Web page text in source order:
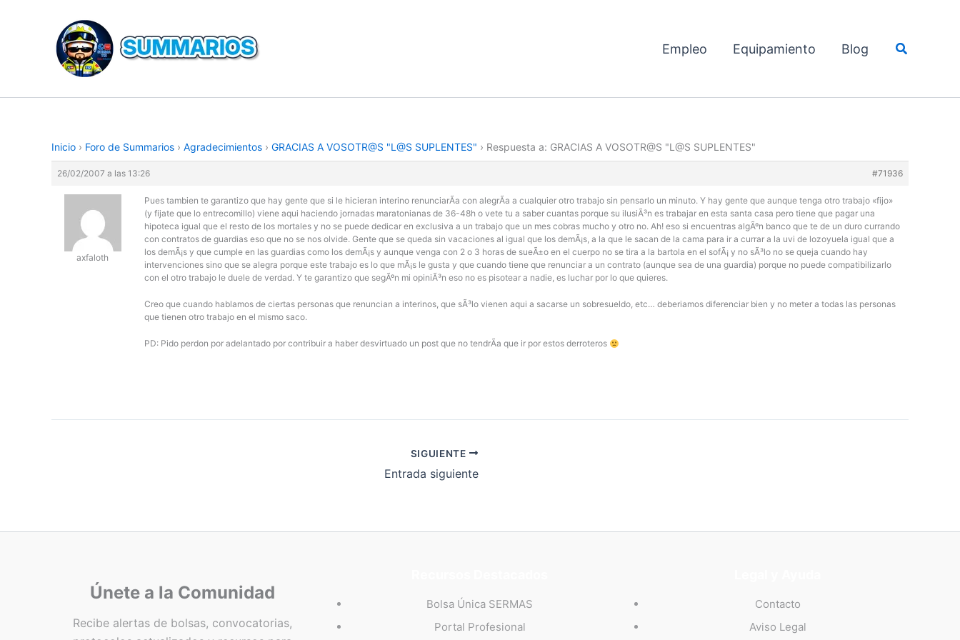
contenido
Empleo Equipamiento Blog Buscar
Inicio › Foro de Summarios › Agradecimientos › GRACIAS A VOSOTR@S "L@S SUPLENTES" › Respuesta a: GRACIAS A VOSOTR@S "L@S SUPLENTES"
26/02/2007 a las 13:26 #71936
axfaloth
Pues tambien te garantizo que hay gente que si le hicieran interino renunciarÃ­a con alegrÃ­a a cualquier otro trabajo sin pensarlo un minuto. Y hay gente que aunque tenga otro trabajo «fijo»
(y fijate que lo entrecomillo) viene aqui haciendo jornadas maratonianas de 36-48h o vete tu a saber cuantas porque su ilusiÃ³n es trabajar en esta santa casa pero tiene que pagar una
hipoteca igual que el resto de los mortales y no se puede dedicar en exclusiva a un trabajo que un mes cobras mucho y otro no. Ah! eso si encuentras algÃºn banco que te de un duro currando
con contratos de guardias eso que no se nos olvide. Gente que se queda sin vacaciones al igual que los demÃ¡s, a la que le sacan de la cama para ir a currar a la uvi de lozoyuela igual que a
los demÃ¡s y que cumple en las guardias como los demÃ¡s y aunque venga con 2 o 3 horas de sueÃ±o en el cuerpo no se tira a la bartola en el sofÃ¡ y no sÃ³lo no se queja cuando hay
intervenciones sino que se alegra porque este trabajo es lo que mÃ¡s le gusta y que cuando tiene que renunciar a un contrato (aunque sea de una guardia) porque no puede compatibilizarlo
con el otro trabajo le duele de verdad. Y te garantizo que segÃºn mi opiniÃ³n eso no es pisotear a nadie, es luchar por lo que quieres.
Creo que cuando hablamos de ciertas personas que renuncian a interinos, que sÃ³lo vienen aqui a sacarse un sobresueldo, etc… deberiamos diferenciar bien y no meter a todas las personas
que tienen otro trabajo en el mismo saco.
PD: Pido perdon por adelantado por contribuir a haber desvirtuado un post que no tendrÃ­a que ir por estos derroteros
SIGUIENTE
Entrada siguiente
Únete a la Comunidad
Recibe alertas de bolsas, convocatorias,
Bolsa Única SERMAS
Portal Profesional
Contacto
Aviso Legal